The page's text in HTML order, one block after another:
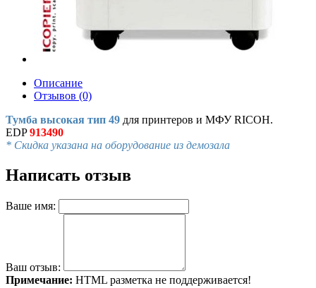
Описание
Отзывов (0)
Тумба высокая тип 49 для принтеров и МФУ RICOH.
EDP913490
* Скидка указана на оборудование из демозала
Написать отзыв
Ваше имя:
Ваш отзыв:
Примечание: HTML разметка не поддерживается!